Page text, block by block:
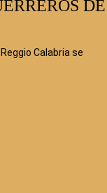
DE
Calabria se